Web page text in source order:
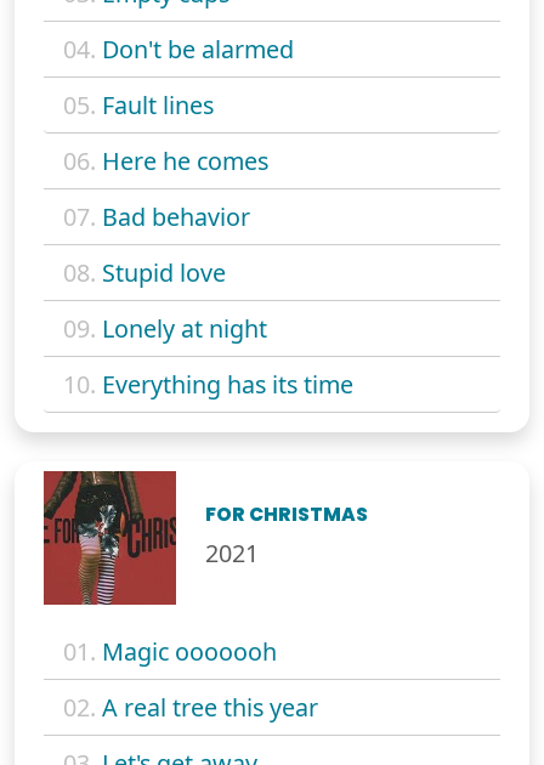
04. Don't be alarmed
05. Fault lines
06. Here he comes
07. Bad behavior
08. Stupid love
09. Lonely at night
10. Everything has its time
FOR CHRISTMAS
2021
01. Magic ooooooh
02. A real tree this year